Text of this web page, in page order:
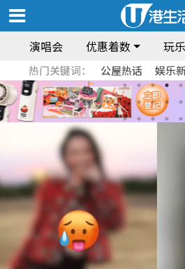
演唱会 优惠着数 玩
热门关键词： 公屋热话 娱乐